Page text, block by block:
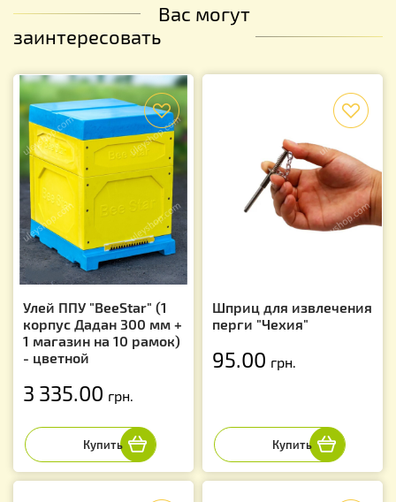
Вас могут
заинтересовать
Улей ППУ "BeeStar" (1
корпус Дадан 300 мм +
1 магазин на 10 рамок)
- цветной
3 335.00 грн.
Шприц для извлечения
перги "Чехия"
95.00 грн.